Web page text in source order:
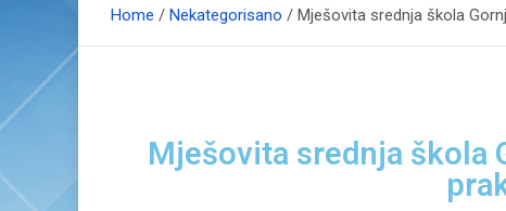
Home Nekategorisano Mješovita srednja škola
Mješovita srednja škola